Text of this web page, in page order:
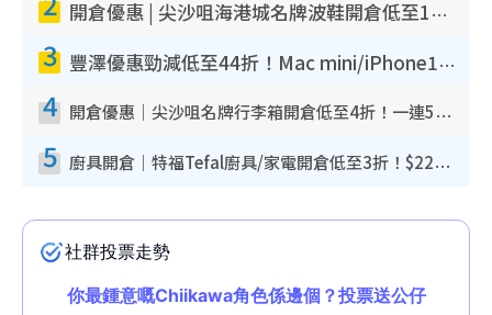
開倉優惠 | 尖沙咀海港城名牌波鞋開倉低至1折！On鞋$899起／Joy&Peace鞋履$98起
3 豐澤優惠勁減低至44折！Mac mini/iPhone17Pro大減價！廚房家電$220起
4 開倉優惠｜尖沙咀名牌行李箱開倉低至4折！一連5日 American Tourister/ace./Hallmark $200起！
5 廚具開倉｜特福Tefal廚具/家電開倉低至3折！$220起買平底鍋/炒鑊/湯煲！電飯煲/吸塵機/燙斗$418起